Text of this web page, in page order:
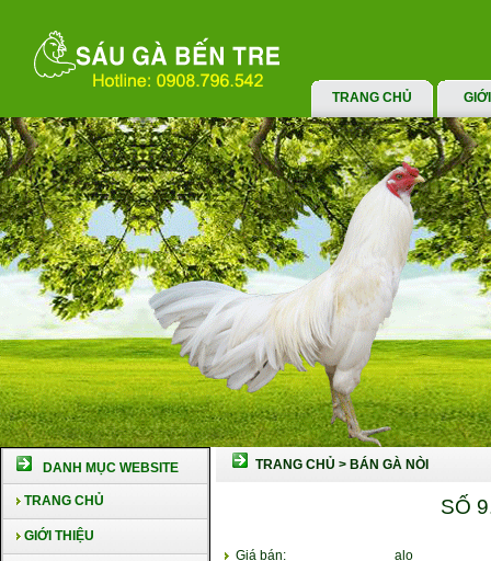
TRANG CHỦ
DANH MỤC WEBSITE
TRANG CHỦ
GIỚI THIỆU
TRANG CHỦ > BÁN GÀ NÒI
SỐ
Giá bán: alo